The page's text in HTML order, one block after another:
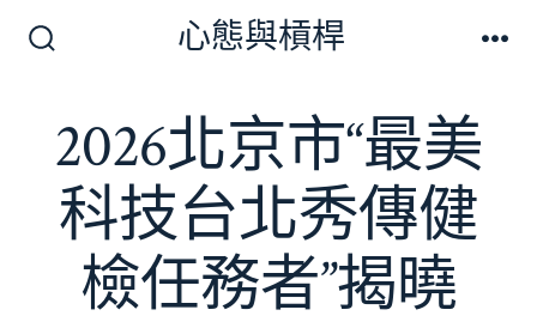
換
開
關
心態與槓桿
2026北京市“最美
科技台北秀傳健
檢任務者”揭曉